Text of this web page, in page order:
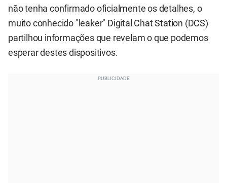
não tenha confirmado oficialmente os detalhes, o
muito conhecido "leaker" Digital Chat Station (DCS)
partilhou informações que revelam o que podemos
esperar destes dispositivos.